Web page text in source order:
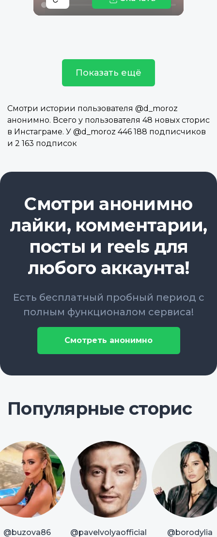
Показать ещё
Смотри истории пользователя @d_moroz
анонимно. Всего у пользователя 48 новых сторис
в Инстаграме. У @d_moroz 446 188 подписчиков
и 2 163 подписок
Смотри анонимно
лайки, комментарии,
посты и reels для
любого аккаунта!
Есть бесплатный пробный период с
полным функционалом сервиса!
Смотреть анонимно
Популярные сторис
@buzova86 @pavelvolyaofficial @borodylia